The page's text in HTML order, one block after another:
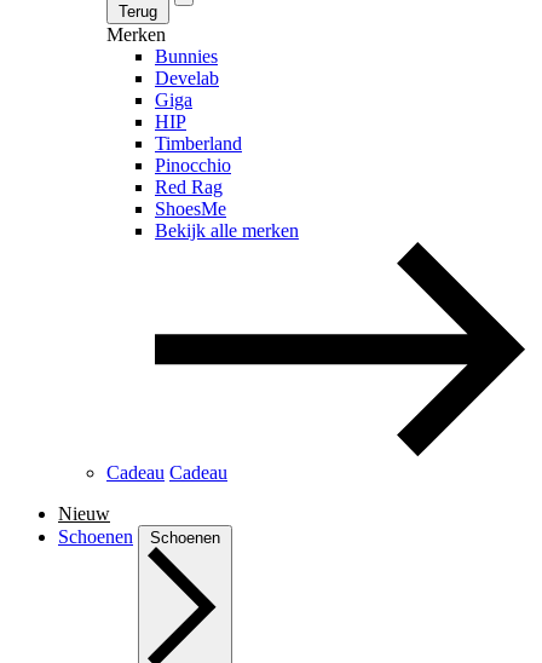
Terug
Merken
Bunnies
Develab
Giga
HIP
Timberland
Pinocchio
Red Rag
ShoesMe
Bekijk alle merken
Cadeau Cadeau
Nieuw
Schoenen
Schoenen